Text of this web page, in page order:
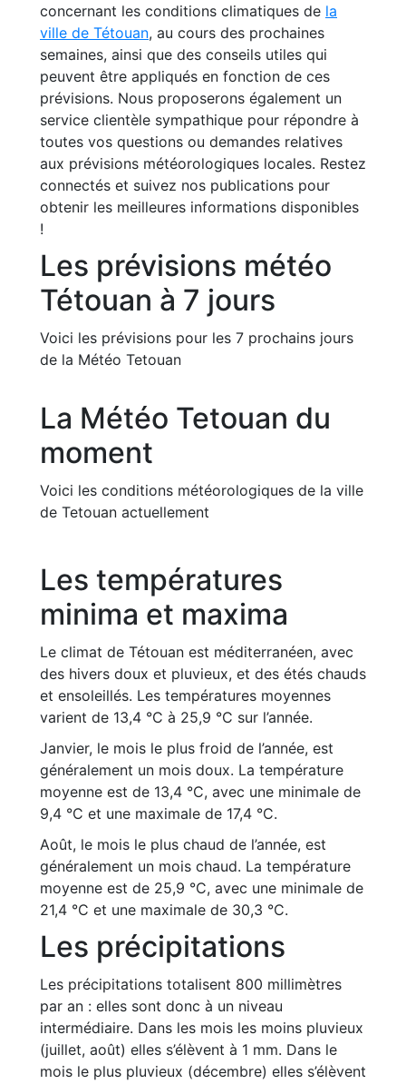
concernant les conditions climatiques de la
ville de Tétouan, au cours des prochaines
semaines, ainsi que des conseils utiles qui
peuvent être appliqués en fonction de ces
prévisions. Nous proposerons également un
service clientèle sympathique pour répondre à
toutes vos questions ou demandes relatives
aux prévisions météorologiques locales. Restez
connectés et suivez nos publications pour
obtenir les meilleures informations disponibles
!
Les prévisions météo
Tétouan à 7 jours
Voici les prévisions pour les 7 prochains jours
de la Météo Tetouan
La Météo Tetouan du
moment
Voici les conditions météorologiques de la ville
de Tetouan actuellement
Les températures
minima et maxima
Le climat de Tétouan est méditerranéen, avec
des hivers doux et pluvieux, et des étés chauds
et ensoleillés. Les températures moyennes
varient de 13,4 °C à 25,9 °C sur l’année.
Janvier, le mois le plus froid de l’année, est
généralement un mois doux. La température
moyenne est de 13,4 °C, avec une minimale de
9,4 °C et une maximale de 17,4 °C.
Août, le mois le plus chaud de l’année, est
généralement un mois chaud. La température
moyenne est de 25,9 °C, avec une minimale de
21,4 °C et une maximale de 30,3 °C.
Les précipitations
Les précipitations totalisent 800 millimètres
par an : elles sont donc à un niveau
intermédiaire. Dans les mois les moins pluvieux
(juillet, août) elles s’élèvent à 1 mm. Dans le
mois le plus pluvieux (décembre) elles s’élèvent